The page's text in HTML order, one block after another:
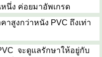
นึ่ง ค่อยมาอัพเกรด
าสูงกว่าหนัง PVC ถึงเท่า
จะดูแลรักษาให้อยู่กับ